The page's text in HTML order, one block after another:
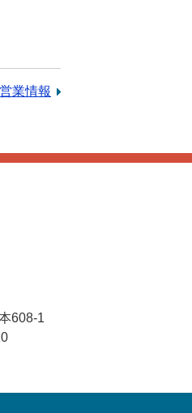
業情報
608-1